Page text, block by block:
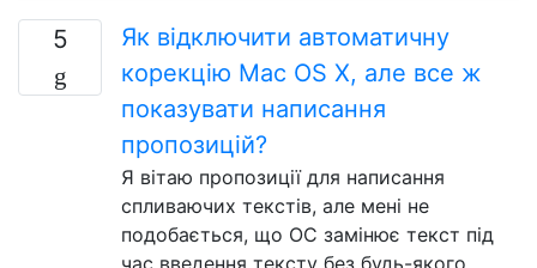
5
Як відключити автоматичну
корекцію Mac OS X, але все ж
показувати написання
пропозицій?
Я вітаю пропозиції для написання
спливаючих текстів, але мені не
подобається, що ОС замінює текст під
час введення тексту без будь-якого